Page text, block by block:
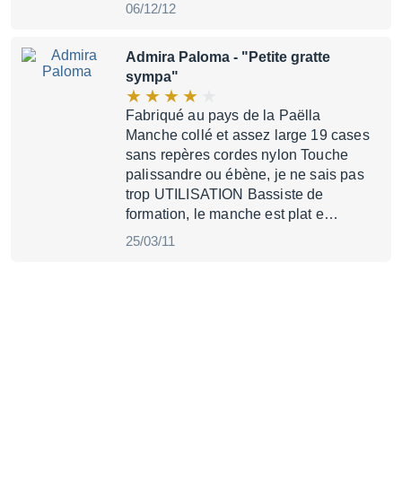
06/12/12
Admira Paloma - "Petite gratte
sympa"
Fabriqué au pays de la Paëlla
Manche collé et assez large 19 cases
sans repères cordes nylon Touche
palissandre ou ébène, je ne sais pas
trop UTILISATION Bassiste de
formation, le manche est plat e…
25/03/11